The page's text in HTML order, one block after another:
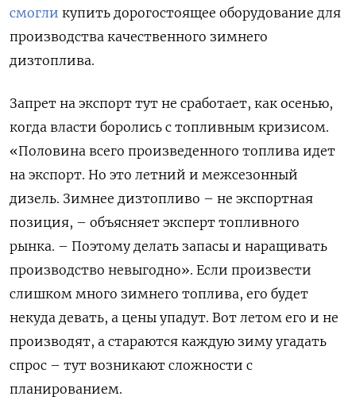
смогли купить дорогостоящее оборудование для
производства качественного зимнего
дизтоплива.
Запрет на экспорт тут не сработает, как осенью,
когда власти боролись с топливным кризисом.
«Половина всего произведенного топлива идет
на экспорт. Но это летний и межсезонный
дизель. Зимнее дизтопливо – не экспортная
позиция, – объясняет эксперт топливного
рынка. – Поэтому делать запасы и наращивать
производство невыгодно». Если произвести
слишком много зимнего топлива, его будет
некуда девать, а цены упадут. Вот летом его и не
производят, а стараются каждую зиму угадать
спрос – тут возникают сложности с
планированием.